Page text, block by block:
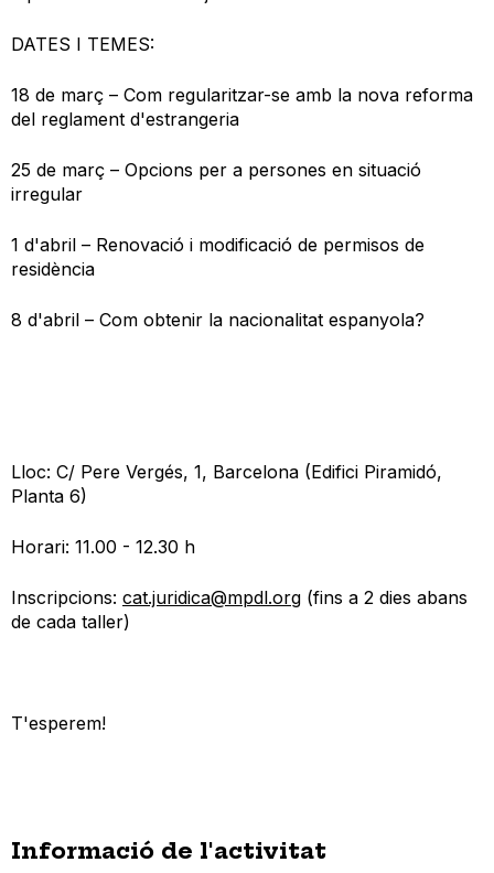
DATES I TEMES:
18 de març – Com regularitzar-se amb la nova reforma
del reglament d'estrangeria
25 de març – Opcions per a persones en situació
irregular
1 d'abril – Renovació i modificació de permisos de
residència
8 d'abril – Com obtenir la nacionalitat espanyola?
Lloc: C/ Pere Vergés, 1, Barcelona (Edifici Piramidó,
Planta 6)
Horari: 11.00 - 12.30 h
Inscripcions: cat.juridica@mpdl.org (fins a 2 dies abans
de cada taller)
T'esperem!
Informació de l'activitat